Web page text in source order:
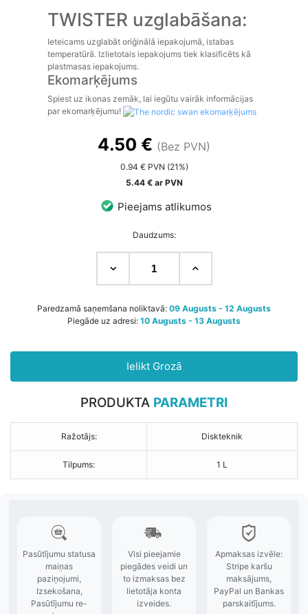
TWISTER uzglabāšana:
Ieteicams uzglabāt oriģinālā iepakojumā, istabas
temperatūrā. Izlietotais iepakojums tiek klasificēts kā
plastmasas iepakojums.
Ekomarķējums
Spiest uz ikonas zemāk, lai iegūtu vairāk informācijas
par ekomarķējumu!
4.50 € (Bez PVN)
0.94 € PVN (21%)
5.44 € ar PVN
Pieejams atlikumos
Daudzums:
Paredzamā saņemšana noliktavā: 09 Augusts - 12 Augusts
Piegāde uz adresi: 10 Augusts - 13 Augusts
Ielikt Grozā
PRODUKTA PARAMETRI
Ražotājs: Diskteknik
Tilpums: 1 L